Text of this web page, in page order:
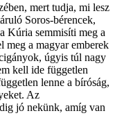
mert tudja, mi lesz
Soros-bérencek,
Kúria semmisíti meg a
meg a magyar emberek
úgyis túl nagy
kell ide független
lenne a bíróság,
Az
jó nekünk, amíg van